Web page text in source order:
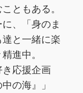
ともある。
、「身のま
と一緒に楽
進中。
き応援企画
の海』」